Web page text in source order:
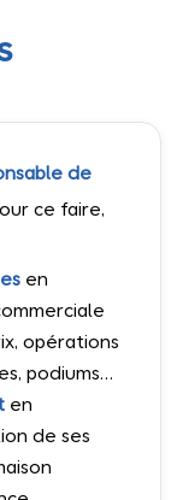
de
ce faire,
en
opérations
podiums…
en
de ses